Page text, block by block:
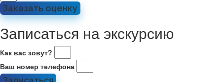
Заказать оценку
Записаться на экскурсию
Как вас зовут?
Ваш номер телефона